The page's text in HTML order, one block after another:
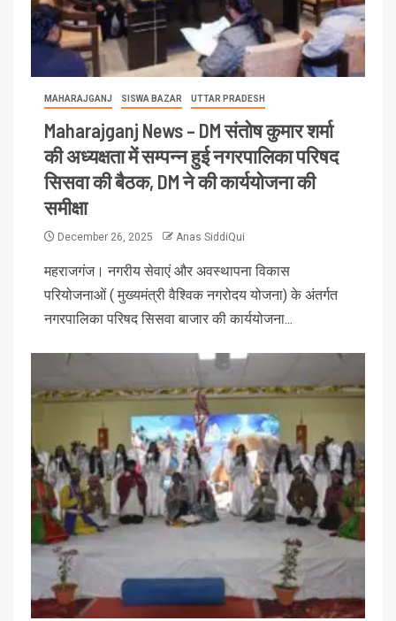
MAHARAJGANJ SISWA BAZAR UTTAR PRADESH
Maharajganj News – DM संतोष कुमार शर्मा
की अध्यक्षता में सम्पन्न हुई नगरपालिका परिषद
सिसवा की बैठक, DM ने की कार्ययोजना की
समीक्षा
December 26, 2025 Anas SiddiQui
महराजगंज। नगरीय सेवाएं और अवस्थापना विकास
परियोजनाओं ( मुख्यमंत्री वैश्विक नगरोदय योजना) के अंतर्गत
नगरपालिका परिषद सिसवा बाजार की कार्ययोजना...